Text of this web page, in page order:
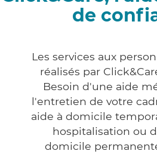
de
Les services aux
réalisés par
Besoin d'une aide
l'entretien de votre
aide à domicile
hospitalisation ou
domicile